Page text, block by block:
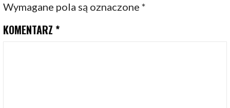
Wymagane pola są oznaczone*
KOMENTARZ *